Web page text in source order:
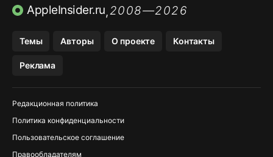
ПРИЛОЖЕНИЯ БЕЗ APP STORE
AppleInsider.ru,2008—2026
Темы Авторы О проекте Контакты
Реклама
Редакционная политика
Политика конфиденциальности
Пользовательское соглашение
Правообладателям